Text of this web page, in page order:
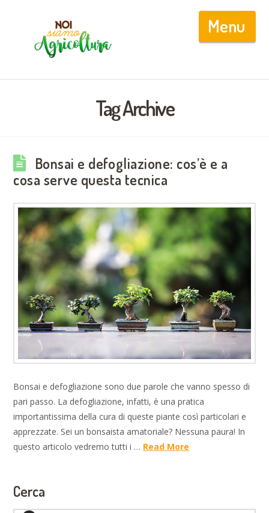
Tag Archive
Bonsai e defogliazione: cos’è e a
cosa serve questa tecnica
Bonsai e defogliazione sono due parole che vanno spesso di
pari passo. La defogliazione, infatti, è una pratica
importantissima della cura di queste piante così particolari e
apprezzate. Sei un bonsaista amatoriale? Nessuna paura! In
questo articolo vedremo tutti i … Read More
Cerca